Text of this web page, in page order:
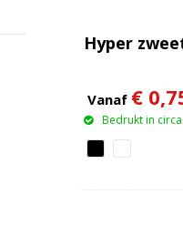
Hyper
Vanaf €
Bedrukt in